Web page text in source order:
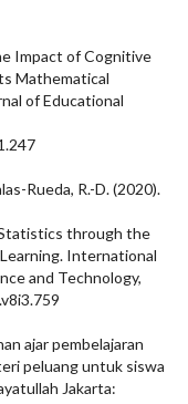
Impact of Cognitive
Mathematical
of Educational
Rueda, R.-D. (2020).
through the
International
and Technology,
ajar pembelajaran
peluang untuk siswa
Jakarta: